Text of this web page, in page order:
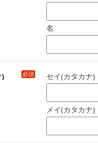
名
) 必須 セイ(カタカナ)
メイ(カタカナ)